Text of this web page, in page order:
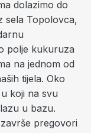
dolazimo do
sela Topolovca,
polje kukuruza
na jednom od
tijela. Oko
koji na svu
u bazu.
pregovori